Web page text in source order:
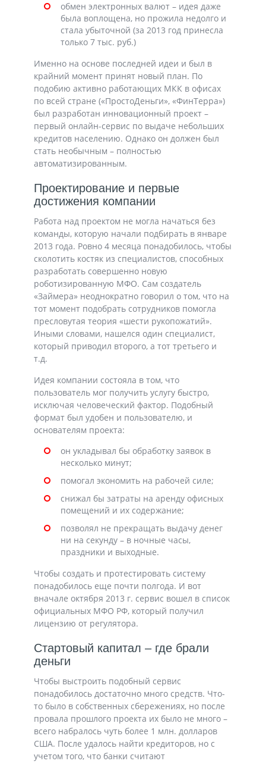
обмен электронных валют – идея даже
была воплощена, но прожила недолго и
стала убыточной (за 2013 год принесла
только 7 тыс. руб.)
Именно на основе последней идеи и был в
крайний момент принят новый план. По
подобию активно работающих МКК в офисах
по всей стране («ПростоДеньги», «ФинТерра»)
был разработан инновационный проект –
первый онлайн-сервис по выдаче небольших
кредитов населению. Однако он должен был
стать необычным – полностью
автоматизированным.
Проектирование и первые
достижения компании
Работа над проектом не могла начаться без
команды, которую начали подбирать в январе
2013 года. Ровно 4 месяца понадобилось, чтобы
сколотить костяк из специалистов, способных
разработать совершенно новую
роботизированную МФО. Сам создатель
«Займера» неоднократно говорил о том, что на
тот момент подобрать сотрудников помогла
пресловутая теория «шести рукопожатий».
Иными словами, нашелся один специалист,
который приводил второго, а тот третьего и
т.д.
Идея компании состояла в том, что
пользователь мог получить услугу быстро,
исключая человеческий фактор. Подобный
формат был удобен и пользователю, и
основателям проекта:
он укладывал бы обработку заявок в
несколько минут;
помогал экономить на рабочей силе;
снижал бы затраты на аренду офисных
помещений и их содержание;
позволял не прекращать выдачу денег
ни на секунду – в ночные часы,
праздники и выходные.
Чтобы создать и протестировать систему
понадобилось еще почти полгода. И вот
вначале октября 2013 г. сервис вошел в список
официальных МФО РФ, который получил
лицензию от регулятора.
Стартовый капитал – где брали
деньги
Чтобы выстроить подобный сервис
понадобилось достаточно много средств. Что-
то было в собственных сбережениях, но после
провала прошлого проекта их было не много –
всего набралось чуть более 1 млн. долларов
США. После удалось найти кредиторов, но с
учетом того, что банки считают